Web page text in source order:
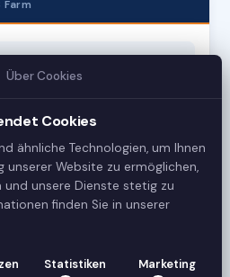
Farm
42
Sessions
Über Cookies
Cookies
ähnliche Technologien, um Ihnen
Website zu ermöglichen,
und unsere Dienste stetig zu
finden Sie in unserer
Statistiken Marketing